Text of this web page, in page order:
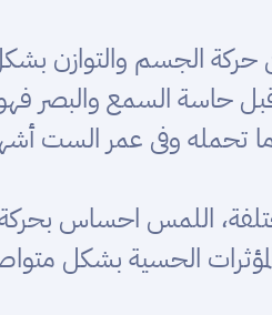
حركة الجسم والتوازن
حاسة السمع والبصر
تحمله وفى عمر الست
اللمس احساس بحركة
الحسية بشكل